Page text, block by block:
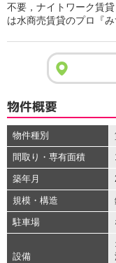
不要，ナイトワーク賃
は水商売賃貸のプロ『
物件概要
物件種別
間取り・専有面積
築年月
規模・構造
駐車場
設備